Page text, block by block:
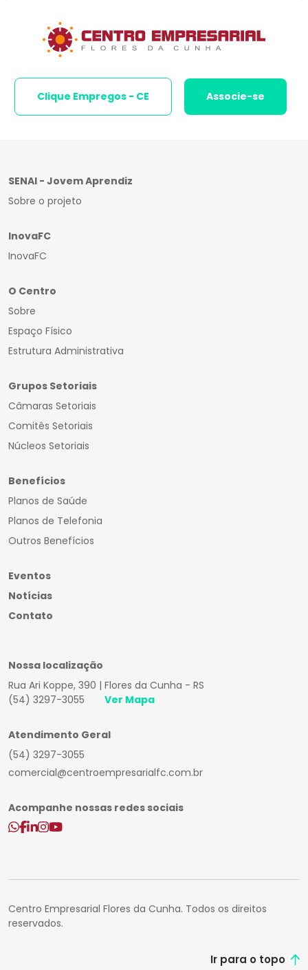
Clique Empregos - CE Associe-se
SENAI - Jovem Aprendiz
Sobre o projeto
InovaFC
InovaFC
O Centro
Sobre
Espaço Físico
Estrutura Administrativa
Grupos Setoriais
Câmaras Setoriais
Comitês Setoriais
Núcleos Setoriais
Benefícios
Planos de Saúde
Planos de Telefonia
Outros Benefícios
Eventos
Notícias
Contato
Nossa localização
Rua Ari Koppe, 390 | Flores da Cunha - RS
(54) 3297-3055
Ver Mapa
Atendimento Geral
(54) 3297-3055
comercial@centroempresarialfc.com.br
Acompanhe nossas redes sociais
Centro Empresarial Flores da Cunha. Todos os direitos
reservados.
Ir para o topo